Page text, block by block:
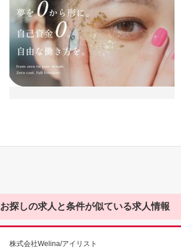
お探しの求人と条件が似ている求人情報
株式会社Welina/アイリスト